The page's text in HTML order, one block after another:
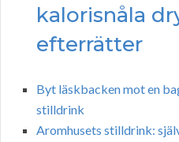
kalorisnåla
efterrätter
Byt läskbacken mot en
stilldrink
Aromhusets stilldrink: